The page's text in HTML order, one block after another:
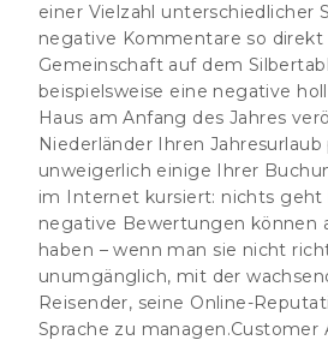
einer Vielzahl unterschiedlicher
negative Kommentare so
Gemeinschaft auf dem
beispielsweise eine negative
Haus am Anfang des Jahres
Niederländer Ihren
unweigerlich einige Ihrer
im Internet kursiert: nichts geht
negative Bewertungen können
haben – wenn man sie nicht
unumgänglich, mit der
Reisender, seine Online-
Sprache zu